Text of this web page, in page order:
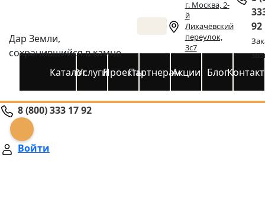
Дар Земли,
сохранившийся в камне
г. Москва, 2-
й
Лихачёвский
переулок,
3с7
92
КаталогУслугиПроектыПартнерамАкции Блог
8 (800) 333 17 92
Войти